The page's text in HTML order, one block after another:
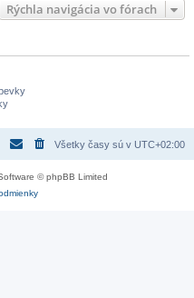
Rýchla navigácia vo fórach
Všetky časy sú v UTC+02:00
© phpBB Limited